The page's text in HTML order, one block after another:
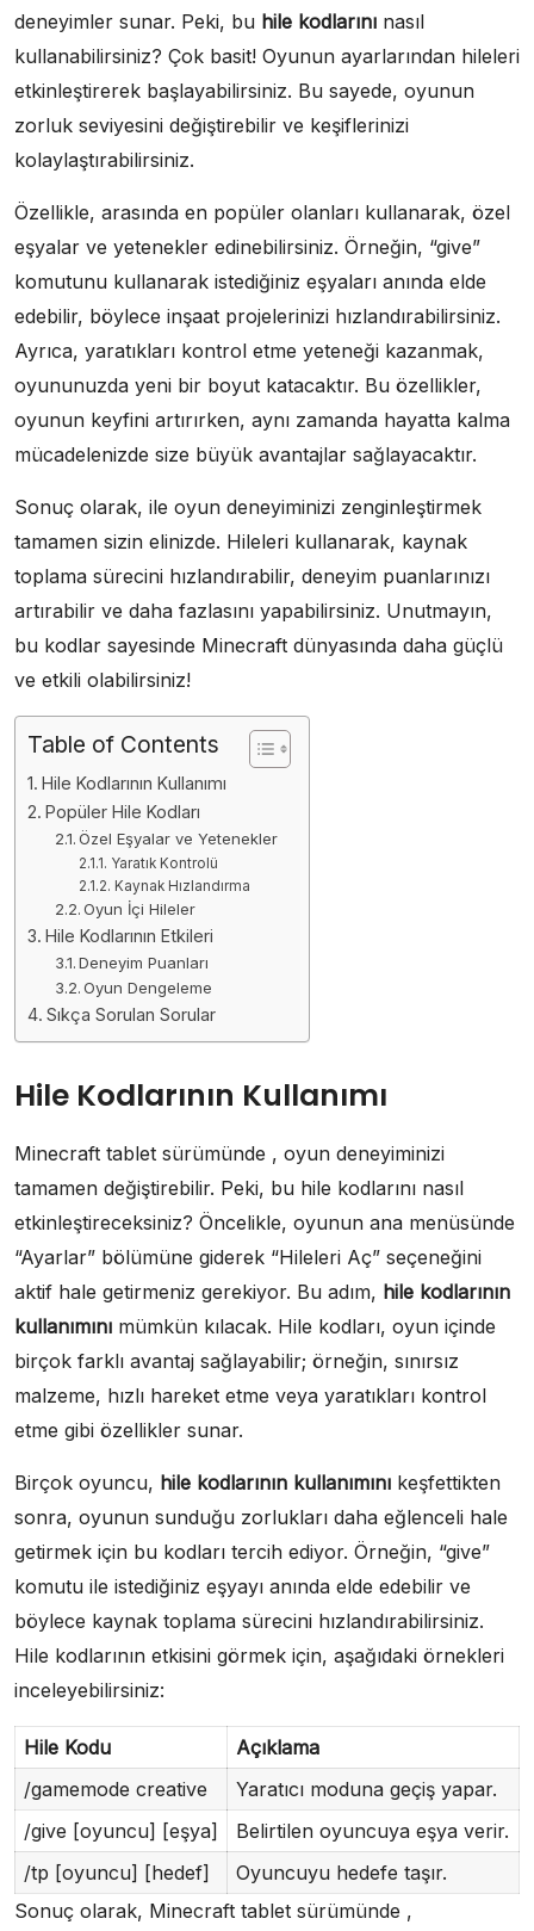
deneyimler sunar. Peki, bu hile kodlarını nasıl
kullanabilirsiniz? Çok basit! Oyunun ayarlarından hileleri
etkinleştirerek başlayabilirsiniz. Bu sayede, oyunun
zorluk seviyesini değiştirebilir ve keşiflerinizi
kolaylaştırabilirsiniz.
Özellikle, arasında en popüler olanları kullanarak, özel
eşyalar ve yetenekler edinebilirsiniz. Örneğin, “give”
komutunu kullanarak istediğiniz eşyaları anında elde
edebilir, böylece inşaat projelerinizi hızlandırabilirsiniz.
Ayrıca, yaratıkları kontrol etme yeteneği kazanmak,
oyununuzda yeni bir boyut katacaktır. Bu özellikler,
oyunun keyfini artırırken, aynı zamanda hayatta kalma
mücadelenizde size büyük avantajlar sağlayacaktır.
Sonuç olarak, ile oyun deneyiminizi zenginleştirmek
tamamen sizin elinizde. Hileleri kullanarak, kaynak
toplama sürecini hızlandırabilir, deneyim puanlarınızı
artırabilir ve daha fazlasını yapabilirsiniz. Unutmayın,
bu kodlar sayesinde Minecraft dünyasında daha güçlü
ve etkili olabilirsiniz!
Table of Contents
Hile Kodlarının Kullanımı
Popüler Hile Kodları
Özel Eşyalar ve Yetenekler
Yaratık Kontrolü
Kaynak Hızlandırma
Oyun İçi Hileler
Hile Kodlarının Etkileri
Deneyim Puanları
Oyun Dengeleme
Sıkça Sorulan Sorular
Hile Kodlarının Kullanımı
Minecraft tablet sürümünde , oyun deneyiminizi
tamamen değiştirebilir. Peki, bu hile kodlarını nasıl
etkinleştireceksiniz? Öncelikle, oyunun ana menüsünde
“Ayarlar” bölümüne giderek “Hileleri Aç” seçeneğini
aktif hale getirmeniz gerekiyor. Bu adım, hile kodlarının
kullanımını mümkün kılacak. Hile kodları, oyun içinde
birçok farklı avantaj sağlayabilir; örneğin, sınırsız
malzeme, hızlı hareket etme veya yaratıkları kontrol
etme gibi özellikler sunar.
Birçok oyuncu, hile kodlarının kullanımını keşfettikten
sonra, oyunun sunduğu zorlukları daha eğlenceli hale
getirmek için bu kodları tercih ediyor. Örneğin, “give”
komutu ile istediğiniz eşyayı anında elde edebilir ve
böylece kaynak toplama sürecini hızlandırabilirsiniz.
Hile kodlarının etkisini görmek için, aşağıdaki örnekleri
inceleyebilirsiniz:
Hile Kodu
Açıklama
/gamemode creative
Yaratıcı moduna geçiş yapar.
/give [oyuncu] [eşya]
Belirtilen oyuncuya eşya verir.
/tp [oyuncu] [hedef]
Oyuncuyu hedefe taşır.
Sonuç olarak, Minecraft tablet sürümünde ,